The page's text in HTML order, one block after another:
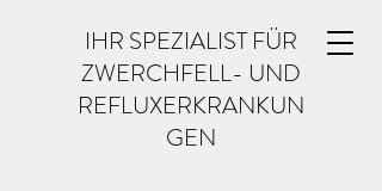
IHR SPEZIALIST FÜR
ZWERCHFELL- UND
REFLUXERKRANKUN
GEN